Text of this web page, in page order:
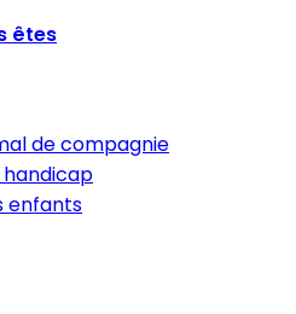
êtes
de compagnie
handicap
enfants